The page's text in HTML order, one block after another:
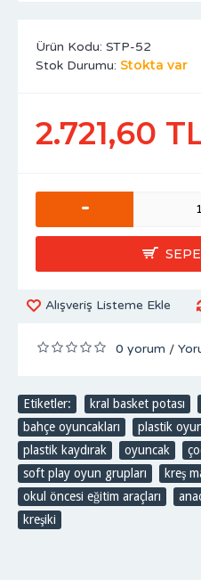
Ürün Kodu: STP-52
Stok Durumu: Stokta var
2.721,60
-
Alışveriş Listeme Ekle
0 yorum /
Etiketler: kral basket potası
bahçe oyuncakları
plastik
plastik kaydırak
oyuncak
soft play oyun grupları
kreş
okul öncesi eğitim araçları
kreşiki